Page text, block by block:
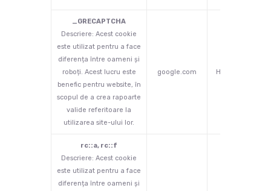
_GRECAPTCHA
Descriere: Acest cookie
este utilizat pentru a face
diferența între oameni și
roboți. Acest lucru este
benefic pentru website, în
scopul de a crea rapoarte
valide referitoare la
utilizarea site-ului lor.
google.com HTTP
rc::a, rc::f
Descriere: Acest cookie
este utilizat pentru a face
diferența între oameni și